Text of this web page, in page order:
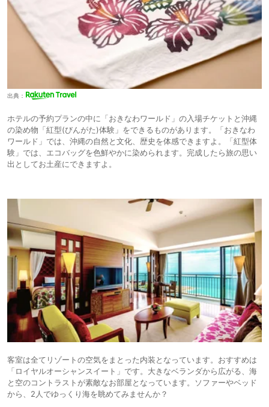
出典：
ホテルの予約プランの中に「おきなわワールド」の入場チケットと沖縄
の染め物「紅型(びんがた)体験」をできるものがあります。「おきなわ
ワールド」では、沖縄の自然と文化、歴史を体感できますよ。「紅型体
験」では、エコバッグを色鮮やかに染められます。完成したら旅の思い
出としてお土産にできますよ。
客室は全てリゾートの空気をまとった内装となっています。おすすめは
「ロイヤルオーシャンスイート」です。大きなベランダから広がる、海
と空のコントラストが素敵なお部屋となっています。ソファーやベッド
から、2人でゆっくり海を眺めてみませんか？